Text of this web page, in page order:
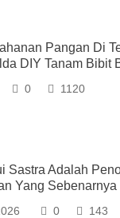
Pangan Di
DIY Tanam Bibit
0 1120
Sastra Adalah
Yang Sebenarnya
0 143